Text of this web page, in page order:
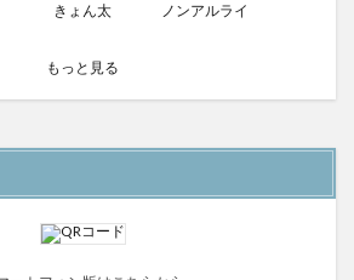
きょん太 ノンアルライフ
もっと見る